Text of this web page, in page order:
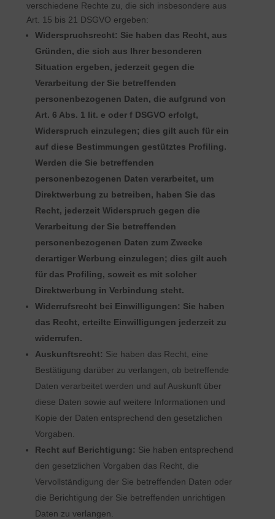
verschiedene Rechte zu, die sich insbesondere aus
Art. 15 bis 21 DSGVO ergeben:
Widerspruchsrecht: Sie haben das Recht, aus
Gründen, die sich aus Ihrer besonderen
Situation ergeben, jederzeit gegen die
Verarbeitung der Sie betreffenden
personenbezogenen Daten, die aufgrund von
Art. 6 Abs. 1 lit. e oder f DSGVO erfolgt,
Widerspruch einzulegen; dies gilt auch für ein
auf diese Bestimmungen gestütztes Profiling.
Werden die Sie betreffenden
personenbezogenen Daten verarbeitet, um
Direktwerbung zu betreiben, haben Sie das
Recht, jederzeit Widerspruch gegen die
Verarbeitung der Sie betreffenden
personenbezogenen Daten zum Zwecke
derartiger Werbung einzulegen; dies gilt auch
für das Profiling, soweit es mit solcher
Direktwerbung in Verbindung steht.
Widerrufsrecht bei Einwilligungen: Sie haben
das Recht, erteilte Einwilligungen jederzeit zu
widerrufen.
Auskunftsrecht: Sie haben das Recht, eine
Bestätigung darüber zu verlangen, ob betreffende
Daten verarbeitet werden und auf Auskunft über
diese Daten sowie auf weitere Informationen und
Kopie der Daten entsprechend den gesetzlichen
Vorgaben.
Recht auf Berichtigung: Sie haben entsprechend
den gesetzlichen Vorgaben das Recht, die
Vervollständigung der Sie betreffenden Daten oder
die Berichtigung der Sie betreffenden unrichtigen
Daten zu verlangen.